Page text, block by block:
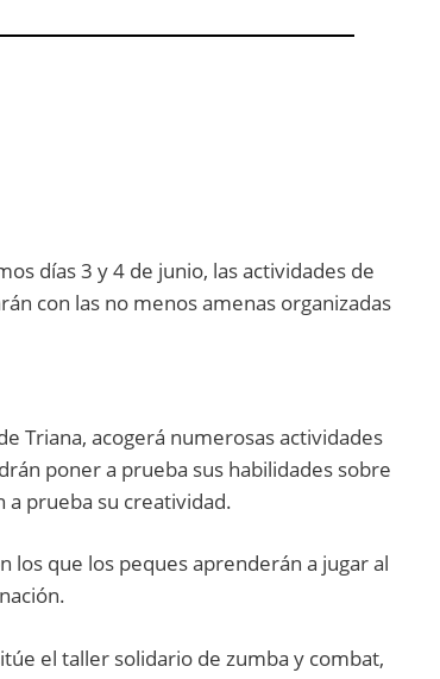
días 3 y 4 de junio, las actividades de
con las no menos amenas organizadas
Triana, acogerá numerosas actividades
poner a prueba sus habilidades sobre
a prueba su creatividad.
los que los peques aprenderán a jugar al
el taller solidario de zumba y combat,